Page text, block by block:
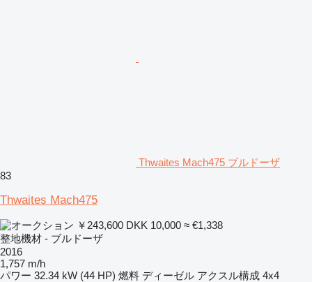
Thwaites Mach475 ブルドーザ
83
Thwaites Mach475
￥243,600 DKK 10,000 ≈ €1,338
整地機材 - ブルドーザ
2016
1,757 m/h
パワー 32.34 kW (44 HP) 燃料 ディーゼル アクスル構成 4x4